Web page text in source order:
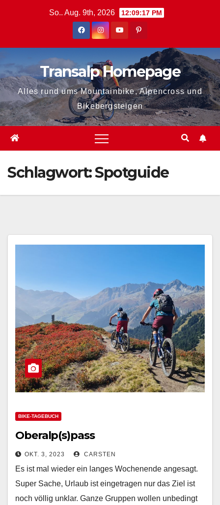
So.. Aug. 9th, 2026 12:09:18 PM
Transalp Homepage
Alles rund ums Mountainbike, Alpencross und
Bikebergsteigen
Schlagwort:Spotguide
BIKE-TAGEBUCH
Oberalp(s)pass
OKT. 3, 2023 CARSTEN
Es ist mal wieder ein langes Wochenende angesagt.
Super Sache, Urlaub ist eingetragen nur das Ziel ist
noch völlig unklar. Ganze Gruppen wollen unbedingt